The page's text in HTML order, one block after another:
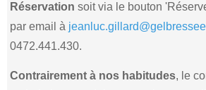
Réservationsoit via le bouton
par email à
0472.441.430.
Contrairement à nos habitudes, le